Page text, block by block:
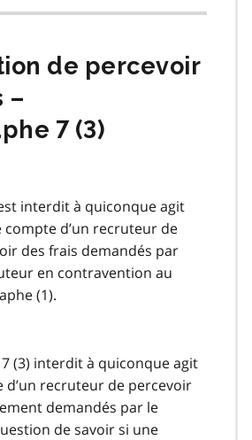
de percevoir
–
7 (3)
interdit à quiconque agit
compte d’un recruteur de
des frais demandés par
en contravention au
(1).
(3) interdit à quiconque agit
d’un recruteur de percevoir
demandés par le
de savoir si une